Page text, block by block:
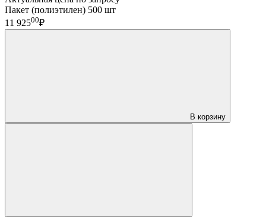
Пакет (полиэтилен) 500 шт
11 92500₽
В корзину